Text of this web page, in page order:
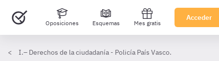
Oposiciones Esquemas Mes gratis
Acceder
I.– Derechos de la ciudadanía - Policía País Vasco.